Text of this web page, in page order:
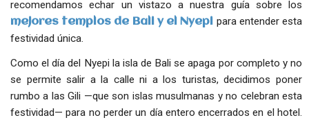
recomendamos echar un vistazo a nuestra guía sobre los
mejores templos de Bali y el Nyepi para entender esta
festividad única.
Como el día del Nyepi la isla de Bali se apaga por completo y no
se permite salir a la calle ni a los turistas, decidimos poner
rumbo a las Gili —que son islas musulmanas y no celebran esta
festividad— para no perder un día entero encerrados en el hotel.